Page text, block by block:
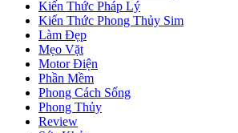
Kiến Thức Pháp Lý
Kiến Thức Phong Thủy Sim
Làm Đẹp
Mẹo Vặt
Motor Điện
Phần Mềm
Phong Cách Sống
Phong Thủy
Review